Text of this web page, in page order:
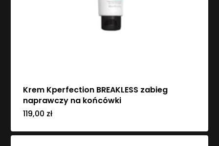
Krem Kperfection BREAKLESS zabieg
naprawczy na końcówki
119,00 zł